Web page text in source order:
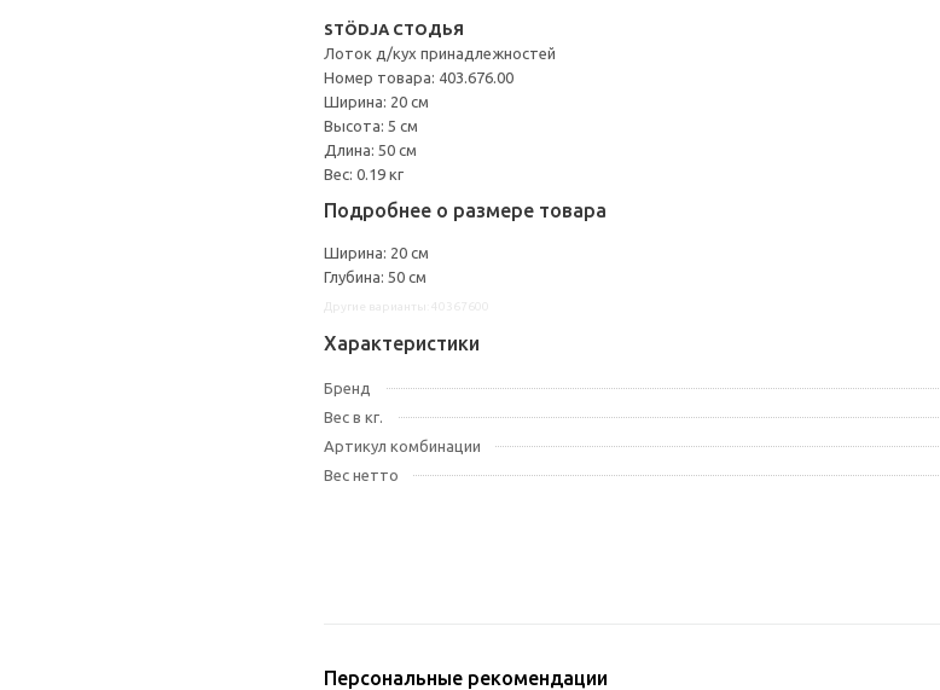
STÖDJA СТОДЬЯ
Лоток д/кух принадлежностей
Номер товара: 403.676.00
Ширина: 20 см
Высота: 5 см
Длина: 50 см
Вес: 0.19 кг
Подробнее о размере товара
Ширина: 20 см
Глубина: 50 см
Характеристики
Бренд
Вес в кг.
Артикул комбинации
Вес нетто
Персональные рекомендации